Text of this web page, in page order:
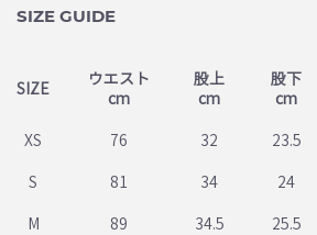
SIZE GUIDE
SIZE
ウエスト
cm
股上
cm
股下
cm
XS 76 32 23.5
S 81 34 24
M 89 34.5 25.5